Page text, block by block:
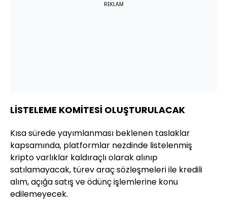
REKLAM
LİSTELEME KOMİTESİ OLUŞTURULACAK
Kısa sürede yayımlanması beklenen taslaklar
kapsamında, platformlar nezdinde listelenmiş
kripto varlıklar kaldıraçlı olarak alınıp
satılamayacak, türev araç sözleşmeleri ile kredili
alım, açığa satış ve ödünç işlemlerine konu
edilemeyecek.